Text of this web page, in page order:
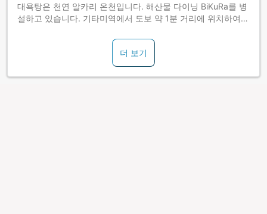
대욕탕은 천연 알카리 온천입니다. 해산물 다이닝 BiKuRa를 병
설하고 있습니다. 기타미역에서 도보 약 1분 거리에 위치하여
더 보기